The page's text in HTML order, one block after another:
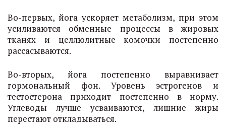
Во-первых, йога ускоряет метаболизм, при этом
усиливаются обменные процессы в жировых
тканях и целлюлитные комочки постепенно
рассасываются.
Во-вторых, йога постепенно выравнивает
гормональный фон. Уровень эстрогенов и
тестостерона приходит постепенно в норму.
Углеводы лучше усваиваются, лишние жиры
перестают откладываться.